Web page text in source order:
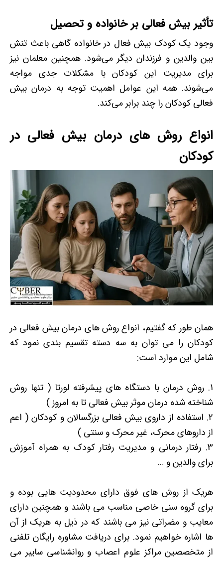
تأثیر بیش فعالی بر خانواده و تحصیل
وجود یک کودک بیش فعال در خانواده گاهی باعث تنش
بین والدین و فرزندان دیگر می‌شود. همچنین معلمان نیز
برای مدیریت این کودکان با مشکلات جدی مواجه
می‌شوند. همه این عوامل اهمیت توجه به درمان بیش
فعالی کودکان را چند برابر می‌کند.
انواع روش های درمان بیش فعالی در
کودکان
همان طور که گفتیم، انواع روش های درمان بیش فعالی در
کودکان را می توان به سه دسته تقسیم بندی نمود که
شامل این موارد است:
روش درمان با دستگاه های پیشرفته لورتا ( تنها روش
شناخته شده درمانموثر بیش فعالی تا به امروز )
استفاده از داروی بیش فعالی بزرگسالان و کودکان ( اعم
از داروهای محرک، غیر محرک و سنتی )
رفتار درمانی و مدیریت رفتار کودک به همراه آموزش
برای والدین و …
هریک از روش های فوق دارای محدودیت هایی بوده و
برای گروه سنی خاصی مناسب می باشند و همچنین دارای
معایب و مضراتی نیز می باشند که در ذیل به هریک از آن
ها اشاره خواهیم نمود. برای دریافت مشاوره رایگان تلفنی
از متخصصین مراکز علوم اعصاب و روانشناسی سایبر می